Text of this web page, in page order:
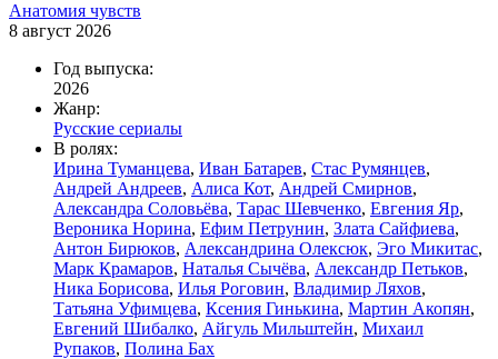
Анатомия чувств
8 август 2026
Год выпуска:
2026
Жанр:
Русские сериалы
В ролях:
Ирина Туманцева, Иван Батарев, Стас Румянцев,
Андрей Андреев, Алиса Кот, Андрей Смирнов,
Александра Соловьёва, Тарас Шевченко, Евгения Яр,
Вероника Норина, Ефим Петрунин, Злата Сайфиева,
Антон Бирюков, Александрина Олексюк, Эго Микитас,
Марк Крамаров, Наталья Сычёва, Александр Петьков,
Ника Борисова, Илья Роговин, Владимир Ляхов,
Татьяна Уфимцева, Ксения Гинькина, Мартин Акопян,
Евгений Шибалко, Айгуль Мильштейн, Михаил
Рупаков, Полина Бах